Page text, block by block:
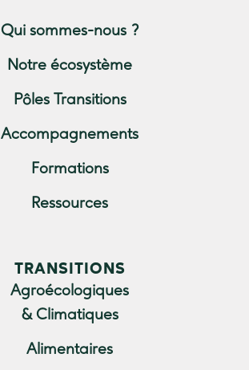
Qui sommes-nous ?
Notre écosystème
Pôles Transitions
Accompagnements
Formations
Ressources
TRANSITIONS
Agroécologiques
& Climatiques
Alimentaires